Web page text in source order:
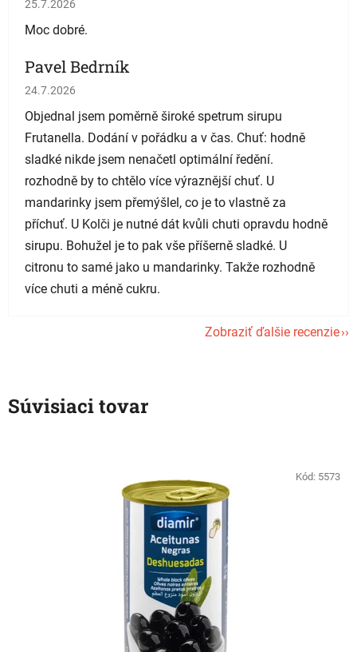
25.7.2026
Moc dobré.
Pavel Bedrník
Hodnotenie obchodu je 5 z 5 hviezdičiek.
24.7.2026
Objednal jsem poměrně široké spetrum sirupu
Frutanella. Dodání v pořádku a v čas. Chuť: hodně
sladké nikde jsem nenačetl optimální ředění.
rozhodně by to chtělo více výraznější chuť. U
mandarinky jsem přemýšlel, co je to vlastně za
příchuť. U Kolči je nutné dát kvůli chuti opravdu hodně
sirupu. Bohužel je to pak vše příšerně sladké. U
citronu to samé jako u mandarinky. Takže rozhodně
více chuti a méně cukru.
Zobraziť ďalšie recenzie
Súvisiaci tovar
Kód: 5573